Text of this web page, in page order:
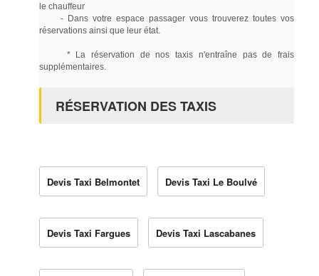
le chauffeur
- Dans votre espace passager vous trouverez toutes vos
réservations ainsi que leur état.
* La réservation de nos taxis n'entraîne pas de frais
supplémentaires.
RÉSERVATION DES TAXIS
Devis Taxi Belmontet Devis Taxi Le Boulvé
Devis Taxi Fargues Devis Taxi Lascabanes